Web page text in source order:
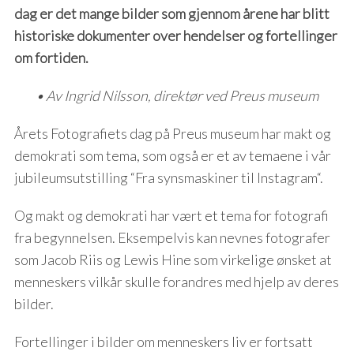
dag er det mange bilder som gjennom årene har blitt
historiske dokumenter over hendelser og fortellinger
om fortiden.
• Av Ingrid Nilsson, direktør ved Preus museum
Årets Fotografiets dag på Preus museum har makt og
demokrati som tema, som også er et av temaene i vår
jubileumsutstilling “Fra synsmaskiner til Instagram“.
Og makt og demokrati har vært et tema for fotografi
fra begynnelsen. Eksempelvis kan nevnes fotografer
som Jacob Riis og Lewis Hine som virkelige ønsket at
menneskers vilkår skulle forandres med hjelp av deres
bilder.
Fortellinger i bilder om menneskers liv er fortsatt